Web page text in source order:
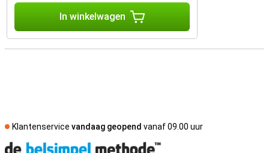
In winkelwagen
Klantenservice vandaag geopend vanaf 09.00 uur